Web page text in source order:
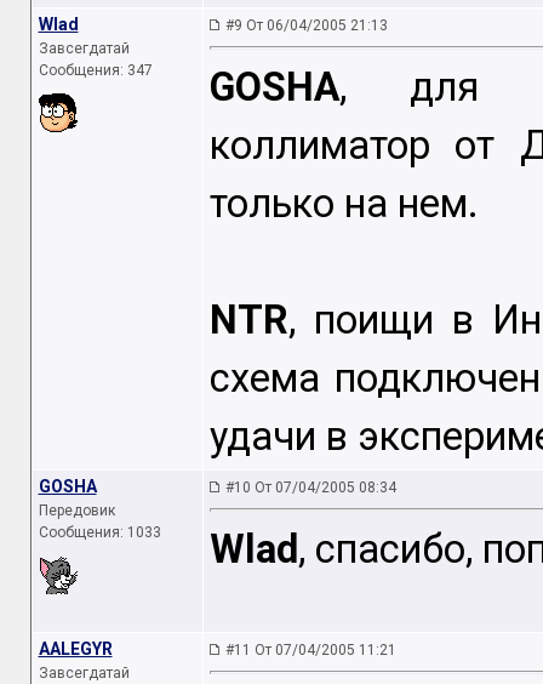
Wlad
Завсегдатай
Сообщения: 347
#9 От 06/04/2005 21:13
GOSHA, для
коллиматор от
только на нем.
NTR, поищи в
схема
удачи в
GOSHA
Передовик
Сообщения: 1033
#10 От 07/04/2005 08:34
Wlad, спасибо,
AALEGYR
Завсегдатай
#11 От 07/04/2005 11:21